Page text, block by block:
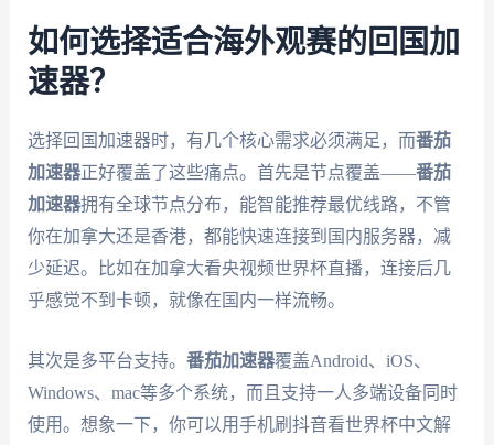
如何选择适合海外观赛的回国加
速器？
选择回国加速器时，有几个核心需求必须满足，而番茄
加速器正好覆盖了这些痛点。首先是节点覆盖——番茄
加速器拥有全球节点分布，能智能推荐最优线路，不管
你在加拿大还是香港，都能快速连接到国内服务器，减
少延迟。比如在加拿大看央视频世界杯直播，连接后几
乎感觉不到卡顿，就像在国内一样流畅。
其次是多平台支持。 番茄加速器覆盖Android、iOS、
Windows、mac等多个系统，而且支持一人多端设备同时
使用。想象一下，你可以用手机刷抖音看世界杯中文解